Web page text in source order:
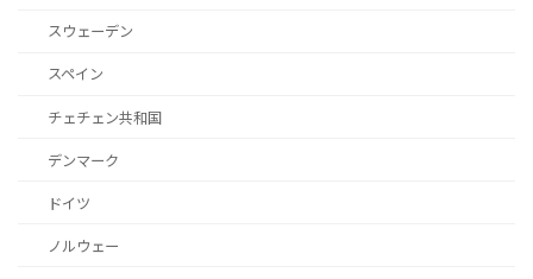
スウェーデン
スペイン
チェチェン共和国
デンマーク
ドイツ
ノルウェー